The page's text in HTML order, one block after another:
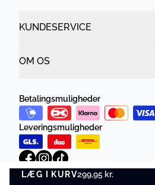
LÆG I KURV299,95 kr.
LÆG I KURV
KUNDESERVICE
OM OS
Betalingsmuligheder
Leveringsmuligheder